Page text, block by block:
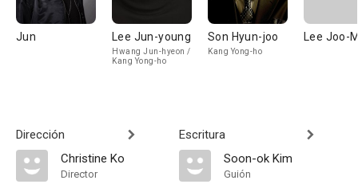
Jun Lee Jun-young
Hwang Jun-hyeon /
Kang Yong-ho
Son Hyun-joo
Kang Yong-ho
Lee Joo-
Dirección
Christine Ko
Director
Escritura
Soon-ok Kim
Guión